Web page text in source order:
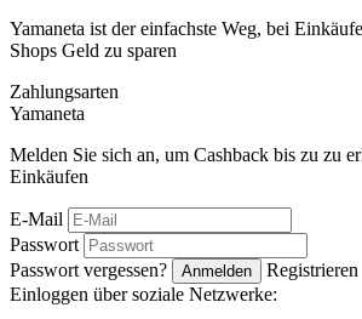
Yamaneta ist der einfachste Weg, bei
Shops Geld zu sparen
Zahlungsarten
Yamaneta
Melden Sie sich an, um Cashback bis zu zu
Einkäufen
E-Mail
Passwort
Passwort vergessen?
Anmelden
Registrieren
Einloggen über soziale Netzwerke: